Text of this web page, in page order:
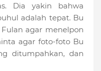
Dia yakin bahwa
adalah tepat. Bu
agar menelpon
agar foto-foto Bu
ditumpahkan, dan